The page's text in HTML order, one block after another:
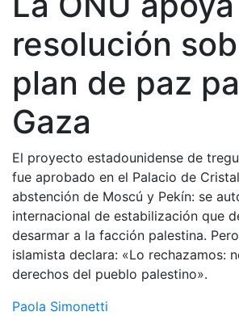
resolución
plan de paz
Gaza
El proyecto estadounidense de
fue aprobado en el Palacio de
abstención de Moscú y Pekín: se
internacional de estabilización que
desarmar a la facción palestina.
islamista declara: «Lo rechazamos:
derechos del pueblo palestino».
Paola Simonetti